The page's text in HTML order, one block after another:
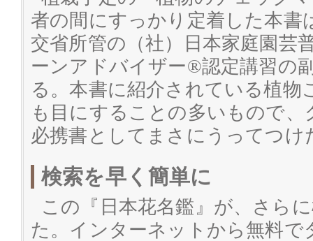
者の間にすっかり定着した本書
交省所管の（社）日本家庭園芸
ーンアドバイザー®認定講習の
る。本書に紹介されている植物
も目にすることの多いもので
必携書としてまさにうってつけ
検索を早く簡単に
この『日本花名鑑』が、さら
た。インターネットから無料で